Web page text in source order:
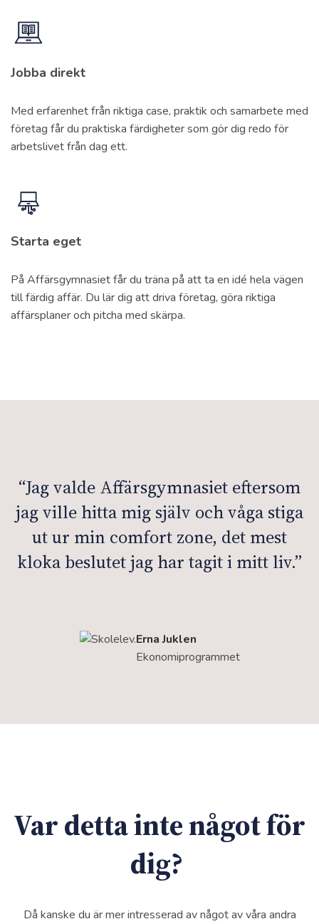
Jobba direkt
Med erfarenhet från riktiga case, praktik och samarbete med
företag får du praktiska färdigheter som gör dig redo för
arbetslivet från dag ett.
Starta eget
På Affärsgymnasiet får du träna på att ta en idé hela vägen
till färdig affär. Du lär dig att driva företag, göra riktiga
affärsplaner och pitcha med skärpa.
“Jag valde Affärsgymnasiet eftersom
jag ville hitta mig själv och våga stiga
ut ur min comfort zone, det mest
kloka beslutet jag har tagit i mitt liv.”
Erna Juklen
Ekonomiprogrammet
Var detta inte något för
dig?
Då kanske du är mer intresserad av något av våra andra